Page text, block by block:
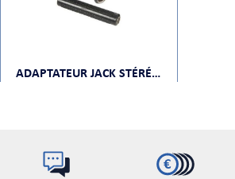
ADAPTATEUR JACK STÉRÉO FEMELLE VERS JACK STÉRÉO MÂLE